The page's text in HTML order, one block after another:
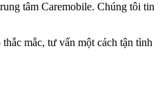
tâm Caremobile. Chúng tôi tin
mắc, tư vấn một cách tận tình